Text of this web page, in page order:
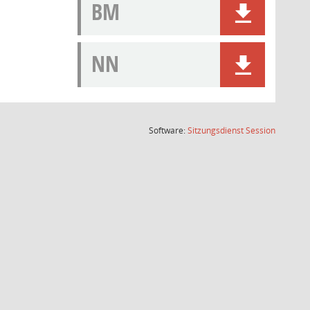
BM
NN
Software:SitzungsdienstSession(Wird in